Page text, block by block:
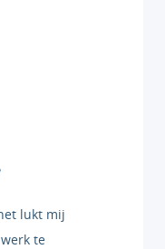
lukt mij
te